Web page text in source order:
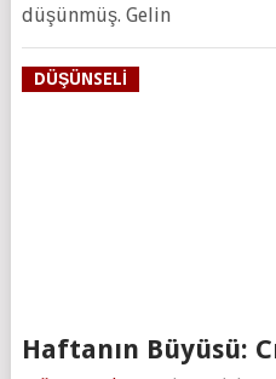
düşünmüş. Gelin
DÜŞÜNSELI
Haftanın Büyüsü: